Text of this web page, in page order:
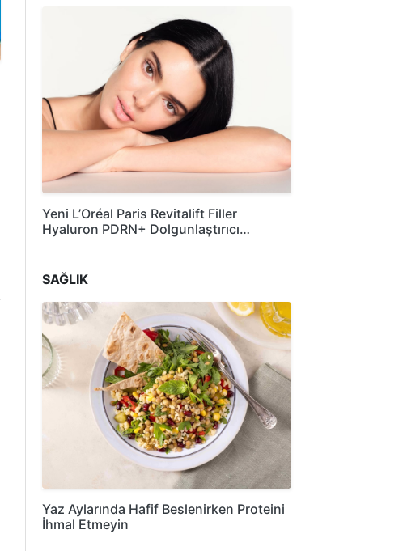
Yeni L’Oréal Paris Revitalift Filler
Hyaluron PDRN+ Dolgunlaştırıcı…
SAĞLIK
Yaz Aylarında Hafif Beslenirken Proteini
İhmal Etmeyin